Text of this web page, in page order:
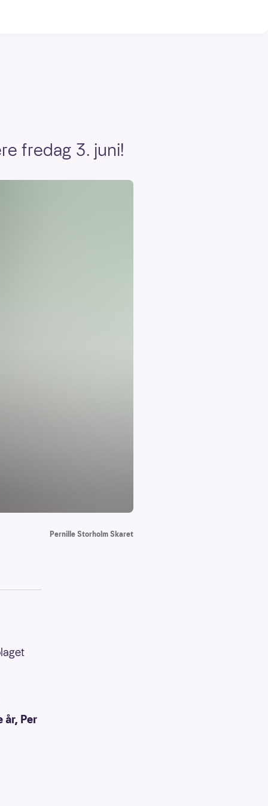
fredag 3. juni!
Pernille Storholm Skaret
år, Per